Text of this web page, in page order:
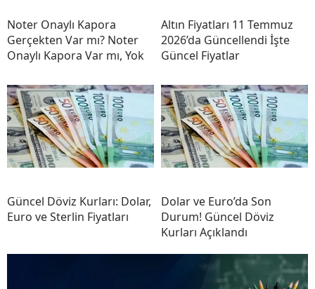
Noter Onaylı Kapora
Gerçekten Var mı? Noter
Onaylı Kapora Var mı, Yok
Altın Fiyatları 11 Temmuz
2026’da Güncellendi İşte
Güncel Fiyatlar
Güncel Döviz Kurları: Dolar,
Euro ve Sterlin Fiyatları
Dolar ve Euro’da Son
Durum! Güncel Döviz
Kurları Açıklandı